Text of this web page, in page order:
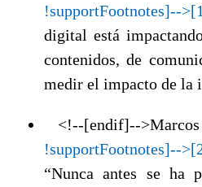
!supportFootnotes]--
digital está
contenidos, de
medir el impacto de la
<!--[endif]--
!supportFootnotes]--
“Nunca antes se ha